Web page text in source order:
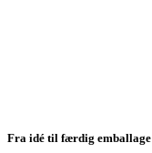
Fra idé til færdig emballage